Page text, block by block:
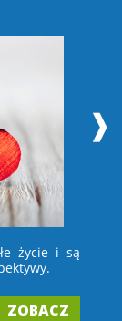
życie i są
ZOBACZ
❱